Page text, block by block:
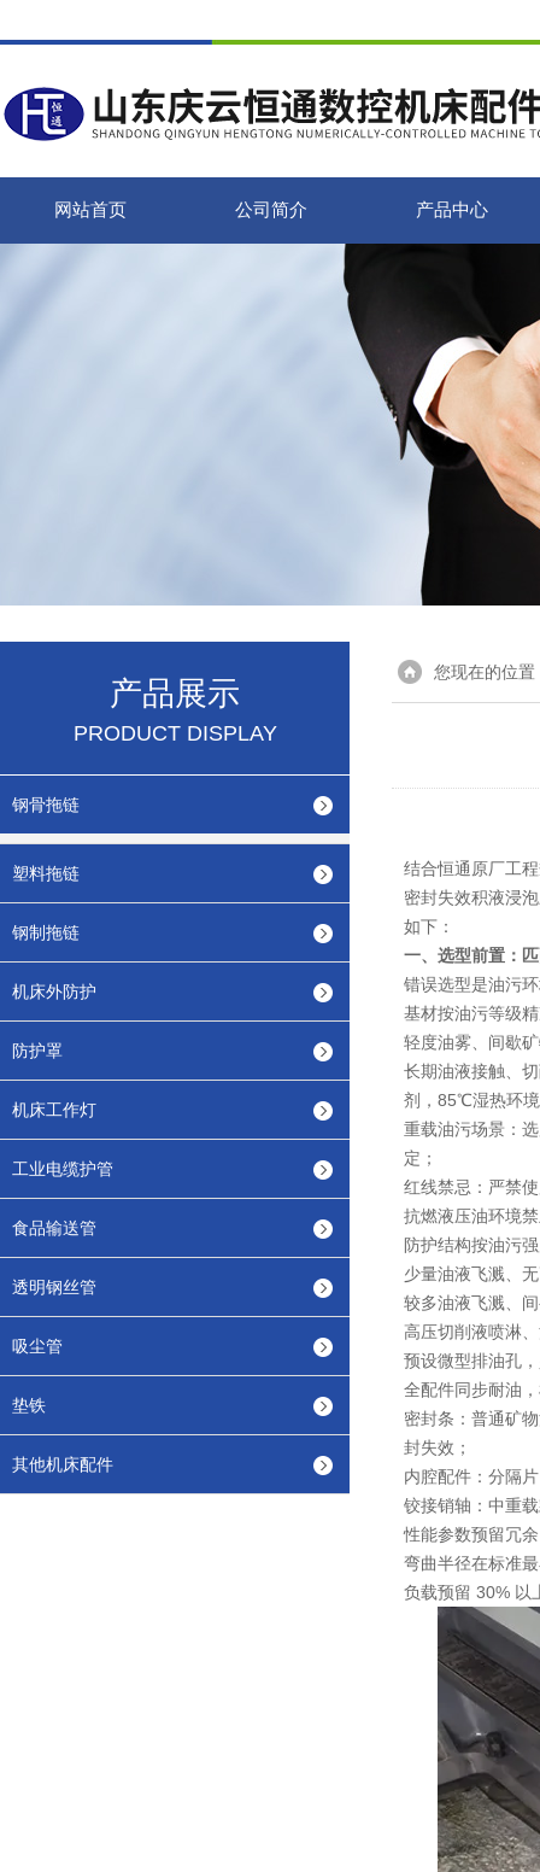
网站首页 公司简介 产品中心
产品展示
PRODUCT DISPLAY
钢骨拖链
塑料拖链
钢制拖链
机床外防护
防护罩
机床工作灯
工业电缆护管
食品输送管
透明钢丝管
吸尘管
垫铁
其他机床配件
您现在的位置
结合恒通原厂工
密封失效积液浸泡
如下：
一、选型前置：
错误选型是油污
基材按油污等级
轻度油雾、间歇
长期油液接触、
剂，85℃湿热环
重载油污场景：
定；
红线禁忌：严禁
抗燃液压油环境
防护结构按油污
少量油液飞溅、
较多油液飞溅、
高压切削液喷淋
预设微型排油孔
全配件同步耐油
密封条：普通矿
封失效；
内腔配件：分隔
铰接销轴：中重
性能参数预留冗余
弯曲半径在标准
负载预留 30% 以